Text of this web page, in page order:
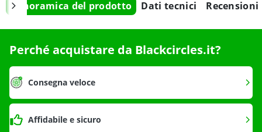
Panoramica del prodotto Dati tecnici Recensioni
Perché acquistare da Blackcircles.it?
Consegna veloce
Affidabile e sicuro